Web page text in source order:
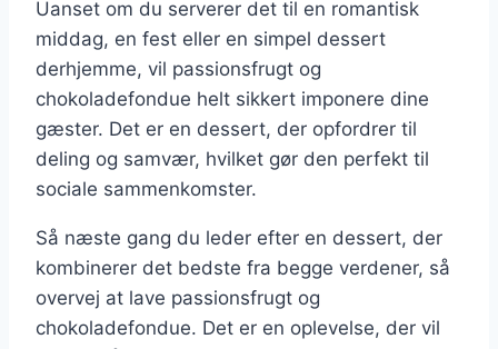
Uanset om du serverer det til en romantisk
middag, en fest eller en simpel dessert
derhjemme, vil passionsfrugt og
chokoladefondue helt sikkert imponere dine
gæster. Det er en dessert, der opfordrer til
deling og samvær, hvilket gør den perfekt til
sociale sammenkomster.
Så næste gang du leder efter en dessert, der
kombinerer det bedste fra begge verdener, så
overvej at lave passionsfrugt og
chokoladefondue. Det er en oplevelse, der vil